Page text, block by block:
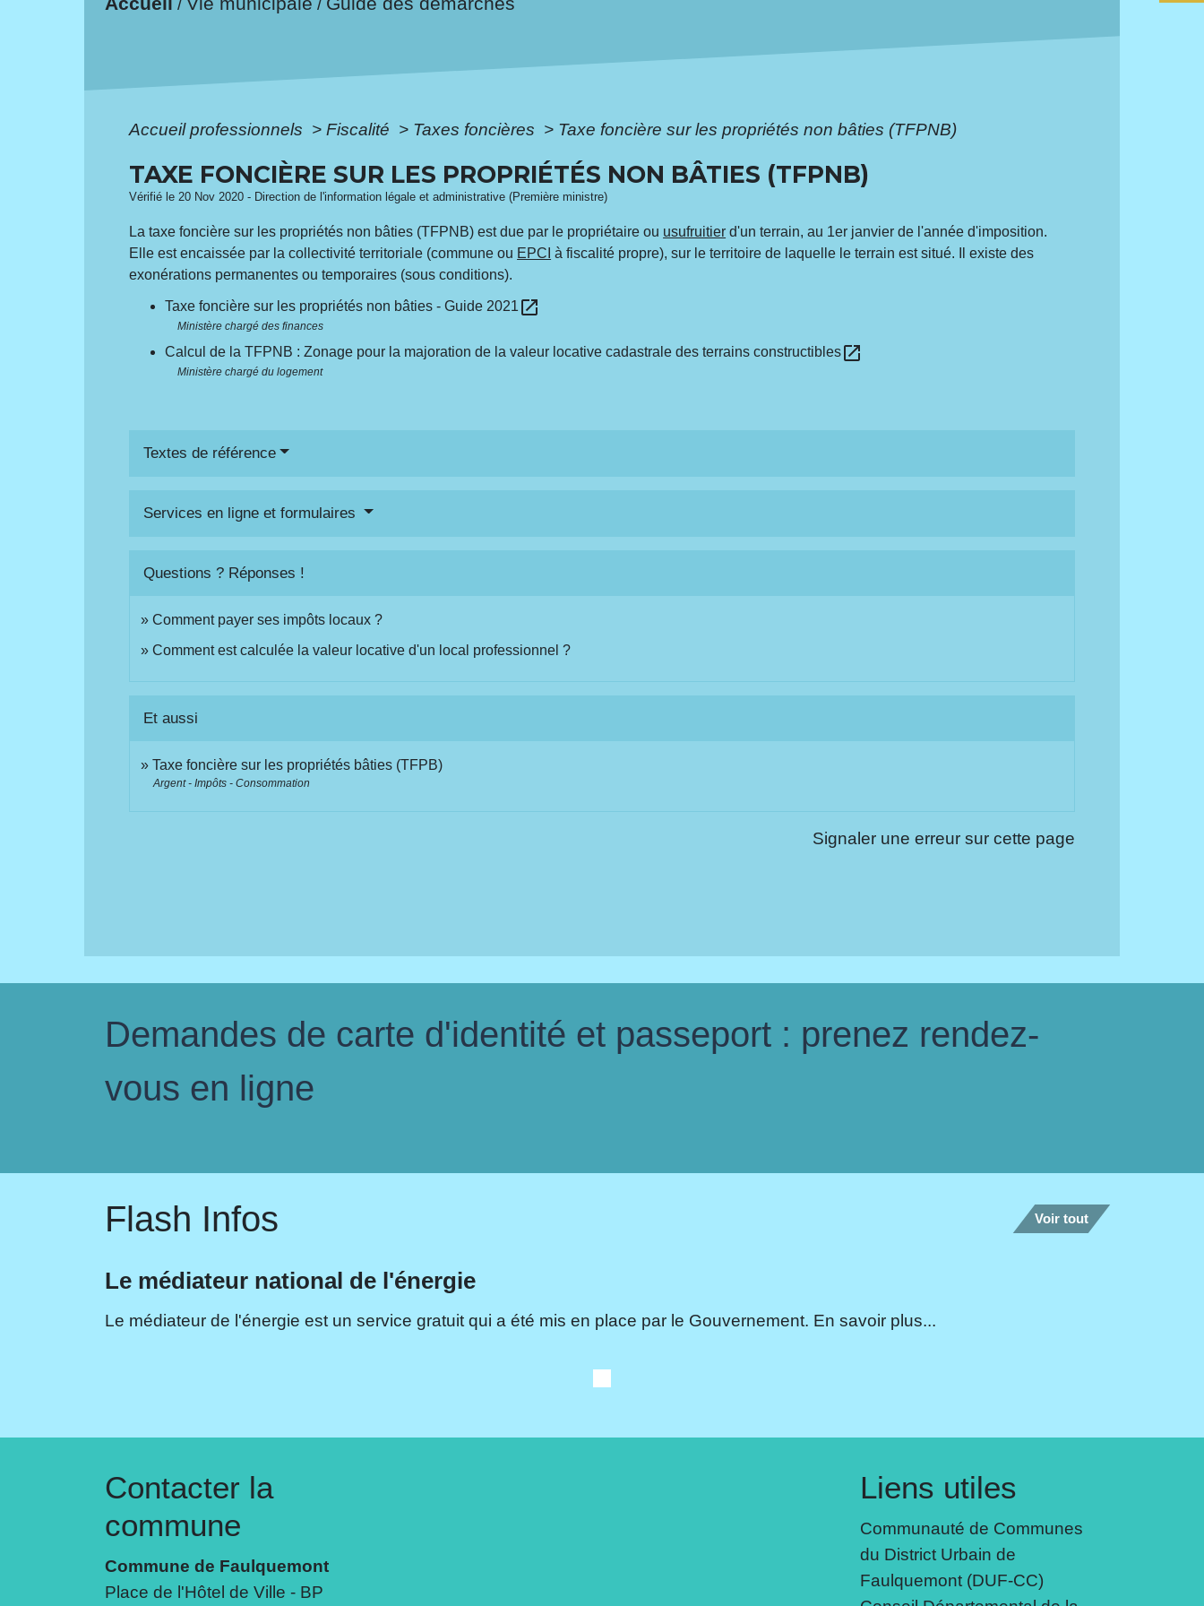
/ /
Accueil professionnels > Fiscalité > Taxes foncières > Taxe foncière sur les propriétés non bâties (TFPNB)
TAXE FONCIÈRE SUR LES PROPRIÉTÉS NON BÂTIES (TFPNB)
Vérifié le 20 Nov 2020 - Direction de l'information légale et administrative (Première ministre)
La taxe foncière sur les propriétés non bâties (TFPNB) est due par le propriétaire ou usufruitier d'un terrain, au 1er janvier de l'année d'imposition.
Elle est encaissée par la collectivité territoriale (commune ou EPCI à fiscalité propre), sur le territoire de laquelle le terrain est situé. Il existe des
exonérations permanentes ou temporaires (sous conditions).
Taxe foncière sur les propriétés non bâties - Guide 2021 open_in_new
Ministère chargé des finances
Calcul de la TFPNB : Zonage pour la majoration de la valeur locative cadastrale des terrains constructiblesopen_in_new
Ministère chargé du logement
Textes de référence
Services en ligne et formulaires
Questions ? Réponses !
Comment payer ses impôts locaux ?
Comment est calculée la valeur locative d'un local professionnel ?
Et aussi
Taxe foncière sur les propriétés bâties (TFPB)
Argent - Impôts - Consommation
Signaler une erreur sur cette page
Demandes de carte d'identité et passeport : prenez rendez-
vous en ligne
Flash Infos Voir tout
Le médiateur national de l'énergie
Le médiateur de l'énergie est un service gratuit qui a été mis en place par le Gouvernement. En savoir plus...
Contacter la
commune
Commune de Faulquemont
Place de l'Hôtel de Ville - BP
Liens utiles
Communauté de Communes
du District Urbain de
Faulquemont (DUF-CC)